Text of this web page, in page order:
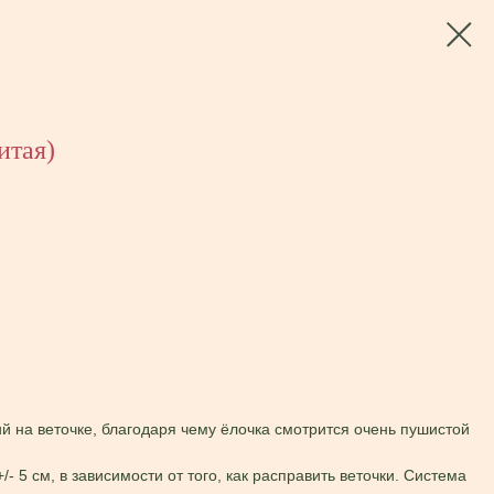
на веточке, благодаря чему ёлочка смотрится очень пушистой
5 см, в зависимости от того, как расправить веточки. Система